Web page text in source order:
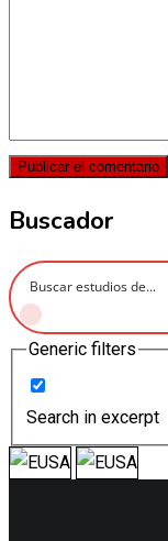
Buscador
Generic filters
Search in excerpt